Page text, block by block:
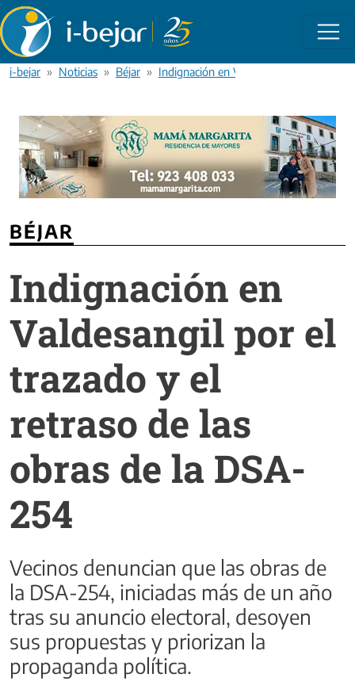
Pasar al contenido principal
i-bejar Noticias Béjar Indignación en Valdesangil por el
BÉJAR
Indignación en
Valdesangil por el
trazado y el
retraso de las
obras de la DSA-
254
Vecinos denuncian que las obras de
la DSA-254, iniciadas más de un año
tras su anuncio electoral, desoyen
sus propuestas y priorizan la
propaganda política.